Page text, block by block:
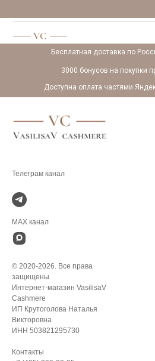
Бесплатная доставка по
3000 бонусов на покупки
Доступна оплата частями
MAX канал
© 2020-2026. Все права
защищены
Интернет-магазин VasilisaV
Cashmere
ИП Крутоголова Наталья
Викторовна
ИНН 503821295730
Контакты